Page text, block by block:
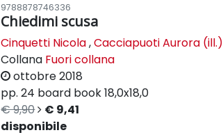
9788878746336
Chiedimi scusa
Cinquetti Nicola,Cacciapuoti Aurora (ill.)
Collana Fuori collana
ottobre 2018
pp. 24 board book18,0x18,0
€ 9,90
€ 9,41
disponibile